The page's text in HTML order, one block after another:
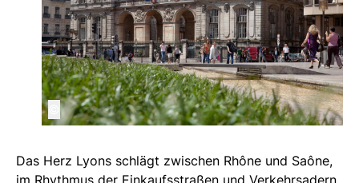
Das Herz Lyons schlägt zwischen Rhône und Saône,